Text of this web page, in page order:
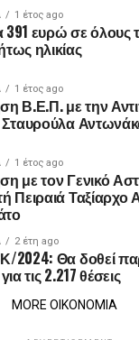
1 έτος ago
391 ευρώ σε όλους
ηλικίας
1 έτος ago
Β.Ε.Π. με την
Σταυρούλα
1 έτος ago
με τον Γενικό
Πειραιά Ταξίαρχο
2 έτη ago
2024: Θα δοθεί
τις 2.217 θέσεις
MORE ΟΙΚΟΝΟΜΙΑ